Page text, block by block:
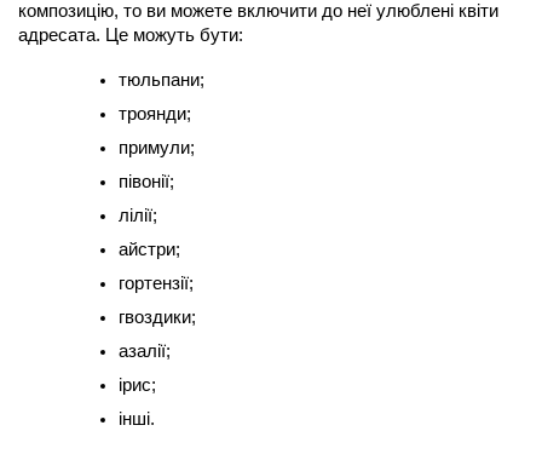
композицію, то ви можете включити до неї улюблені квіти
адресата. Це можуть бути:
тюльпани;
троянди;
примули;
півонії;
лілії;
айстри;
гортензії;
гвоздики;
азалії;
ірис;
інші.